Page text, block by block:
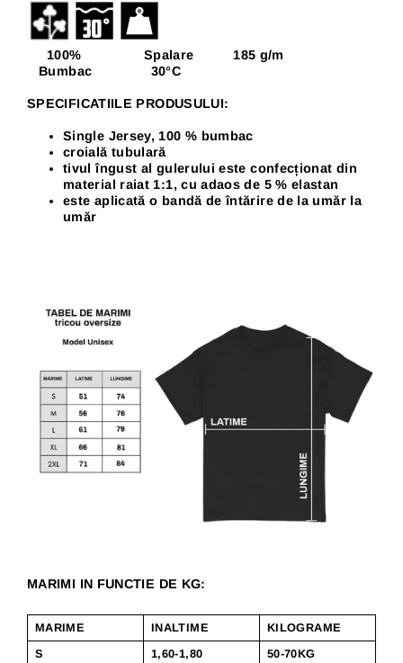
100% Spalare 185 g/m
Bumbac 30°C
SPECIFICATIILE PRODUSULUI:
Single Jersey, 100 % bumbac
croială tubulară
tivul îngust al gulerului este confecționat din
material raiat 1:1, cu adaos de 5 % elastan
este aplicată o bandă de întărire de la umăr la
umăr
MARIMI IN FUNCTIE DE KG:
MARIME INALTIME
KILOGRAME
S
1,60-1,80
50-70KG